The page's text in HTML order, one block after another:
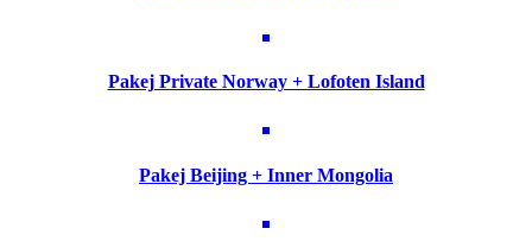
Pakej Private Norway + Lofoten Island
Pakej Beijing + Inner Mongolia